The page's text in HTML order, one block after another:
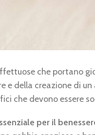
che portano
e della creazione di
che devono essere
per il